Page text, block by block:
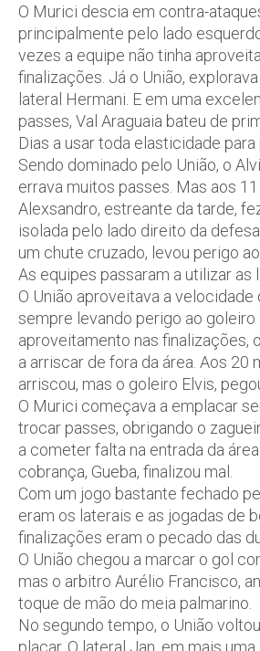
O Murici descia em contra-
principalmente pelo lado
vezes a equipe não tinha
finalizações. Já o União,
lateral Hermani. E em uma
passes, Val Araguaia bateu de
Dias a usar toda elasticidade para
Sendo dominado pelo União, o
errava muitos passes. Mas aos
Alexsandro, estreante da tarde,
isolada pelo lado direito da
um chute cruzado, levou perigo
As equipes passaram a utilizar as
O União aproveitava a velocidade
sempre levando perigo ao goleiro
aproveitamento nas finalizações,
a arriscar de fora da área. Aos 20
arriscou, mas o goleiro Elvis,
O Murici começava a emplacar
trocar passes, obrigando o
a cometer falta na entrada da
cobrança, Gueba, finalizou mal.
Com um jogo bastante fechado
eram os laterais e as jogadas de
finalizações eram o pecado das
O União chegou a marcar o gol
mas o arbitro Aurélio Francisco,
toque de mão do meia palmarino.
No segundo tempo, o União
placar. O lateral Jan, em mais